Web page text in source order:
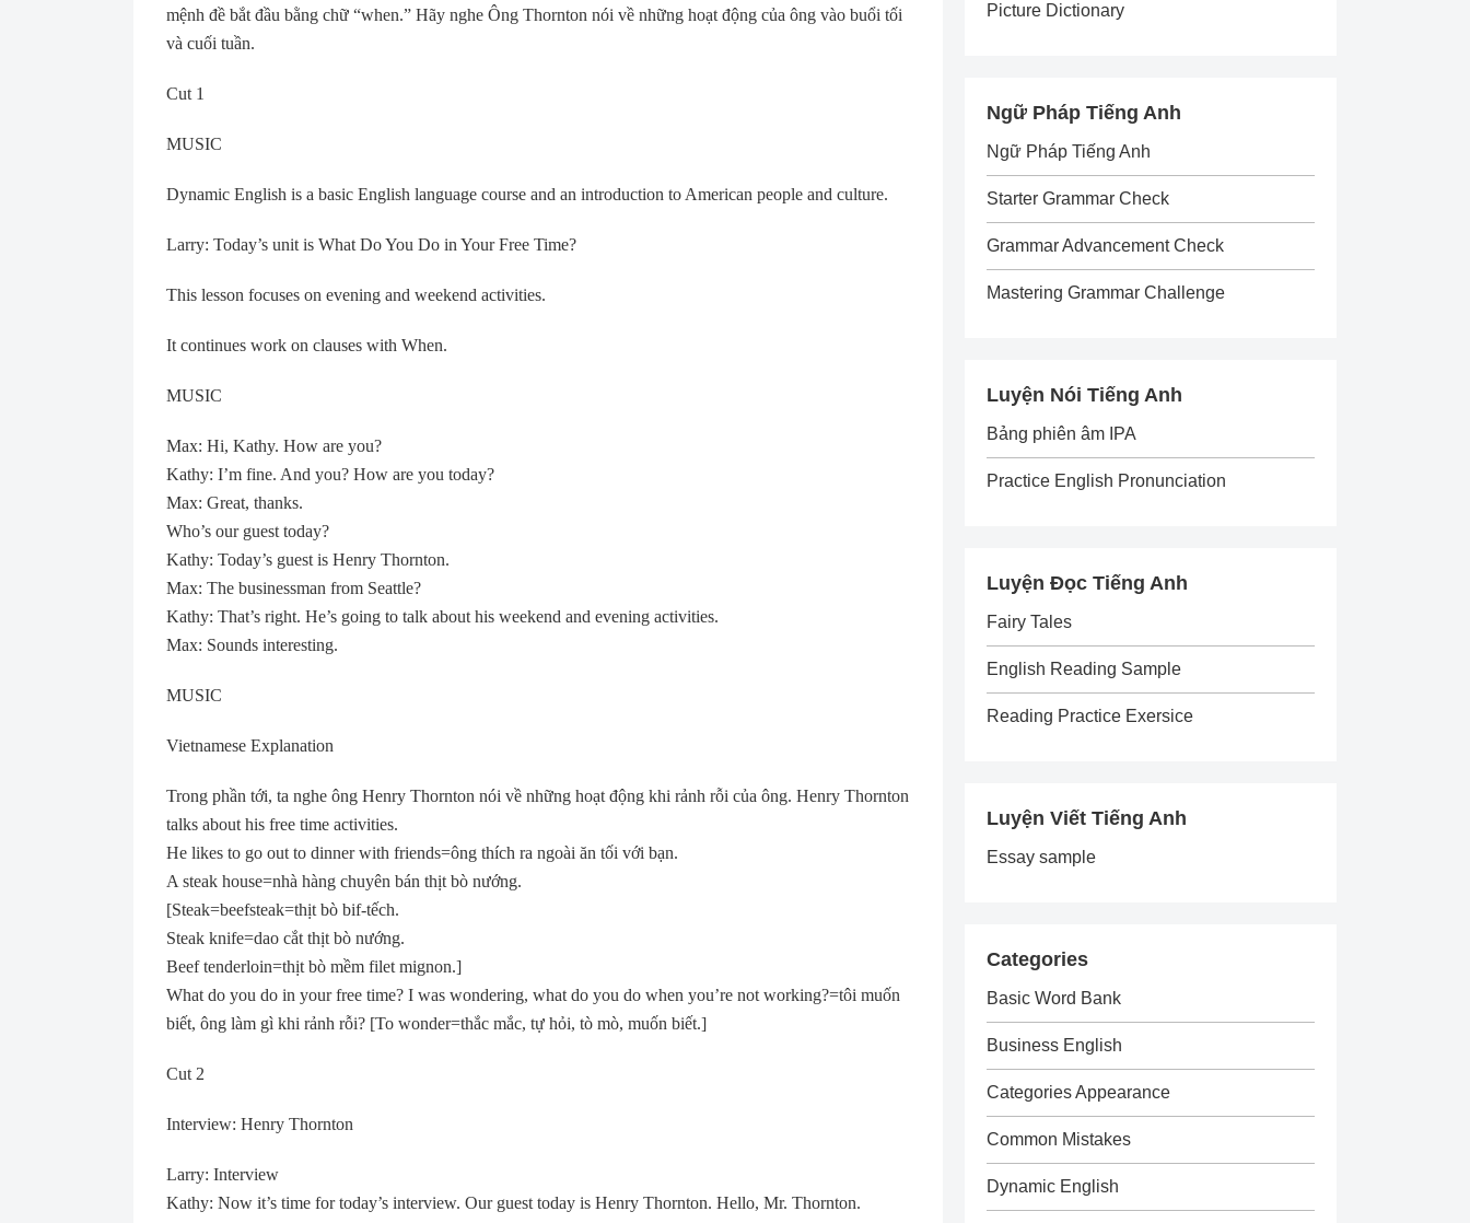
mệnh đề bắt đầu bằng chữ “when.” Hãy nghe Ông Thornton nói về những hoạt động của ông vào buổi tối
và cuối tuần.
Cut 1
MUSIC
Dynamic English is a basic English language course and an introduction to American people and culture.
Larry: Today’s unit is What Do You Do in Your Free Time?
This lesson focuses on evening and weekend activities.
It continues work on clauses with When.
MUSIC
Max: Hi, Kathy. How are you?
Kathy: I’m fine. And you? How are you today?
Max: Great, thanks.
Who’s our guest today?
Kathy: Today’s guest is Henry Thornton.
Max: The businessman from Seattle?
Kathy: That’s right. He’s going to talk about his weekend and evening activities.
Max: Sounds interesting.
MUSIC
Vietnamese Explanation
Trong phần tới, ta nghe ông Henry Thornton nói về những hoạt động khi rảnh rỗi của ông. Henry Thornton
talks about his free time activities.
He likes to go out to dinner with friends=ông thích ra ngoài ăn tối với bạn.
A steak house=nhà hàng chuyên bán thịt bò nướng.
[Steak=beefsteak=thịt bò bif-tếch.
Steak knife=dao cắt thịt bò nướng.
Beef tenderloin=thịt bò mềm filet mignon.]
What do you do in your free time? I was wondering, what do you do when you’re not working?=tôi muốn
biết, ông làm gì khi rảnh rỗi? [To wonder=thắc mắc, tự hỏi, tò mò, muốn biết.]
Cut 2
Interview: Henry Thornton
Larry: Interview
Kathy: Now it’s time for today’s interview. Our guest today is Henry Thornton. Hello, Mr. Thornton.
Picture Dictionary
Ngữ Pháp Tiếng Anh
Ngữ Pháp Tiếng Anh
Starter Grammar Check
Grammar Advancement Check
Mastering Grammar Challenge
Luyện Nói Tiếng Anh
Bảng phiên âm IPA
Practice English Pronunciation
Luyện Đọc Tiếng Anh
Fairy Tales
English Reading Sample
Reading Practice Exersice
Luyện Viết Tiếng Anh
Essay sample
Categories
Basic Word Bank
Business English
Categories Appearance
Common Mistakes
Dynamic English